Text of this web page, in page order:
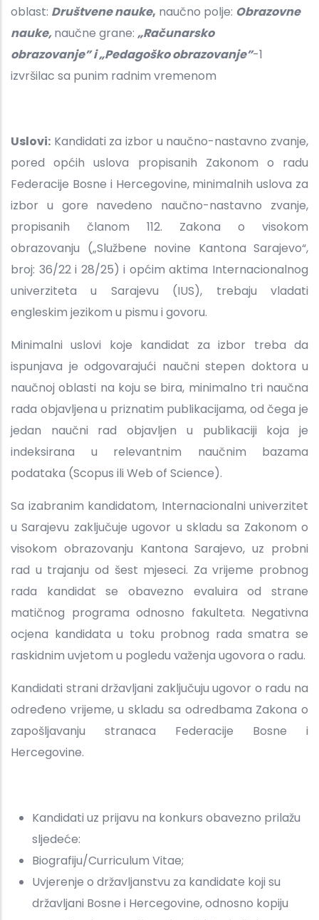
oblast: Društvene nauke, naučno polje: Obrazovne
nauke,naučne grane: „Računarsko
obrazovanje” i „Pedagoško obrazovanje”-1
izvršilac sa punim radnim vremenom
Uslovi: Kandidati za izbor u naučno-nastavno zvanje,
pored općih uslova propisanih Zakonom o radu
Federacije Bosne i Hercegovine, minimalnih uslova za
izbor u gore navedeno naučno-nastavno zvanje,
propisanih članom 112. Zakona o visokom
obrazovanju („Službene novine Kantona Sarajevo“,
broj: 36/22 i 28/25) i općim aktima Internacionalnog
univerziteta u Sarajevu (IUS), trebaju vladati
engleskim jezikom u pismu i govoru.
Minimalni uslovi koje kandidat za izbor treba da
ispunjava je odgovarajući naučni stepen doktora u
naučnoj oblasti na koju se bira, minimalno tri naučna
rada objavljena u priznatim publikacijama, od čega je
jedan naučni rad objavljen u publikaciji koja je
indeksirana u relevantnim naučnim bazama
podataka (Scopus ili Web of Science).
Sa izabranim kandidatom, Internacionalni univerzitet
u Sarajevu zaključuje ugovor u skladu sa Zakonom o
visokom obrazovanju Kantona Sarajevo, uz probni
rad u trajanju od šest mjeseci. Za vrijeme probnog
rada kandidat se obavezno evaluira od strane
matičnog programa odnosno fakulteta. Negativna
ocjena kandidata u toku probnog rada smatra se
raskidnim uvjetom u pogledu važenja ugovora o radu.
Kandidati strani državljani zaključuju ugovor o radu na
određeno vrijeme, u skladu sa odredbama Zakona o
zapošljavanju stranaca Federacije Bosne i
Hercegovine.
Kandidati uz prijavu na konkurs obavezno prilažu
sljedeće:
Biografiju/Curriculum Vitae;
Uvjerenje o državljanstvu za kandidate koji su
državljani Bosne i Hercegovine, odnosno kopiju